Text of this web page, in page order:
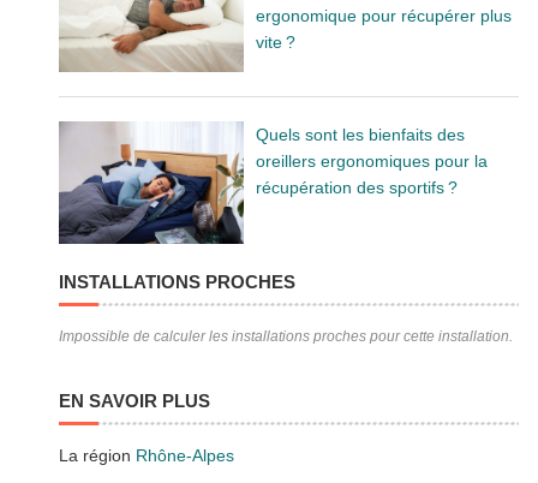
ergonomique pour récupérer plus
vite ?
Quels sont les bienfaits des
oreillers ergonomiques pour la
récupération des sportifs ?
INSTALLATIONS PROCHES
Impossible de calculer les installations proches pour cette installation.
EN SAVOIR PLUS
La région Rhône-Alpes